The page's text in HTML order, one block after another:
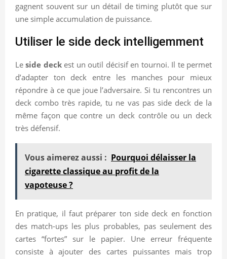
gagnent souvent sur un détail de timing plutôt que sur
une simple accumulation de puissance.
Utiliser le side deck intelligemment
Leside deckest un outil décisif en tournoi. Il te permet
d’adapter ton deck entre les manches pour mieux
répondre à ce que joue l’adversaire. Si tu rencontres un
deck combo très rapide, tu ne vas pas side deck de la
même façon que contre un deck contrôle ou un deck
très défensif.
Vous aimerez aussi : Pourquoi délaisser la
cigarette classique au profit de la
vapoteuse ?
En pratique, il faut préparer ton side deck en fonction
des match-ups les plus probables, pas seulement des
cartes “fortes” sur le papier. Une erreur fréquente
consiste à ajouter des cartes puissantes mais trop